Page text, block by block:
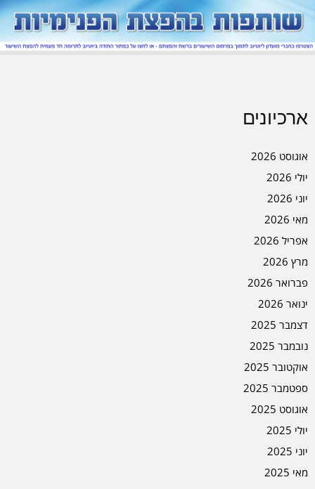
ארכיונים
אוגוסט 2026
יולי 2026
יוני 2026
מאי 2026
אפריל 2026
מרץ 2026
פברואר 2026
ינואר 2026
דצמבר 2025
נובמבר 2025
אוקטובר 2025
ספטמבר 2025
אוגוסט 2025
יולי 2025
יוני 2025
מאי 2025